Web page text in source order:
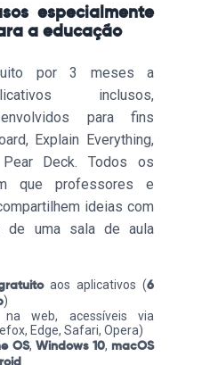
especialmente
a educação
por 3 meses a
inclusos,
para fins
Explain Everything,
Deck. Todos os
que professores e
ideias com
de uma sala de aula
aos aplicativos (6
)
na web, acessíveis via
Edge, Safari, Opera)
OS, Windows 10,macOS